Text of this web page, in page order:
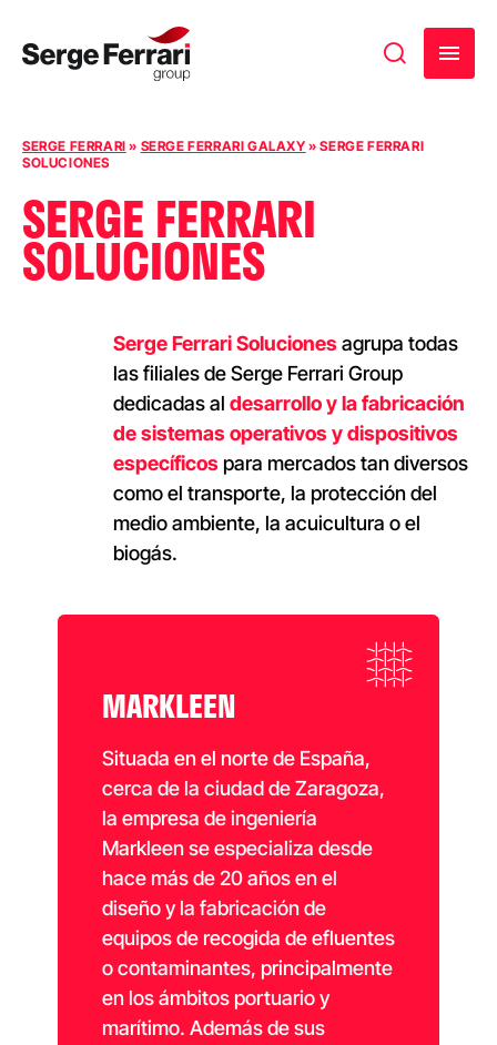
SERGE FERRARI » SERGE FERRARI GALAXY »SERGE FERRARI
SOLUCIONES
SERGE FERRARI
SOLUCIONES
Serge Ferrari Solucionesagrupa todas
las filiales de Serge Ferrari Group
dedicadas al desarrollo y la fabricación
de sistemas operativos y dispositivos
específicospara mercados tan diversos
como el transporte, la protección del
medio ambiente, la acuicultura o el
biogás.
MARKLEEN
Situada en el norte de España,
cerca de la ciudad de Zaragoza,
la empresa de ingeniería
Markleen se especializa desde
hace más de 20 años en el
diseño y la fabricación de
equipos de recogida de efluentes
o contaminantes, principalmente
en los ámbitos portuario y
marítimo. Además de sus